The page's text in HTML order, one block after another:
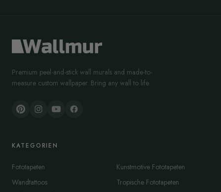
Premium peel-and-stick wall murals and made-to-
measure custom wallpaper. Bring any wall to life.
KATEGORIEN
Fototapeten
Wandtattoos
Kunstmotive Fototapeten
Tropische Fototapeten